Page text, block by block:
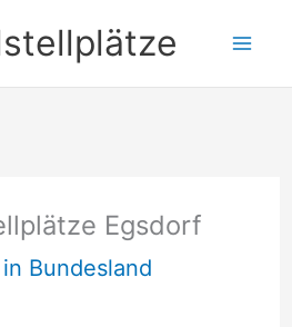
Egsdorf
Bundesland